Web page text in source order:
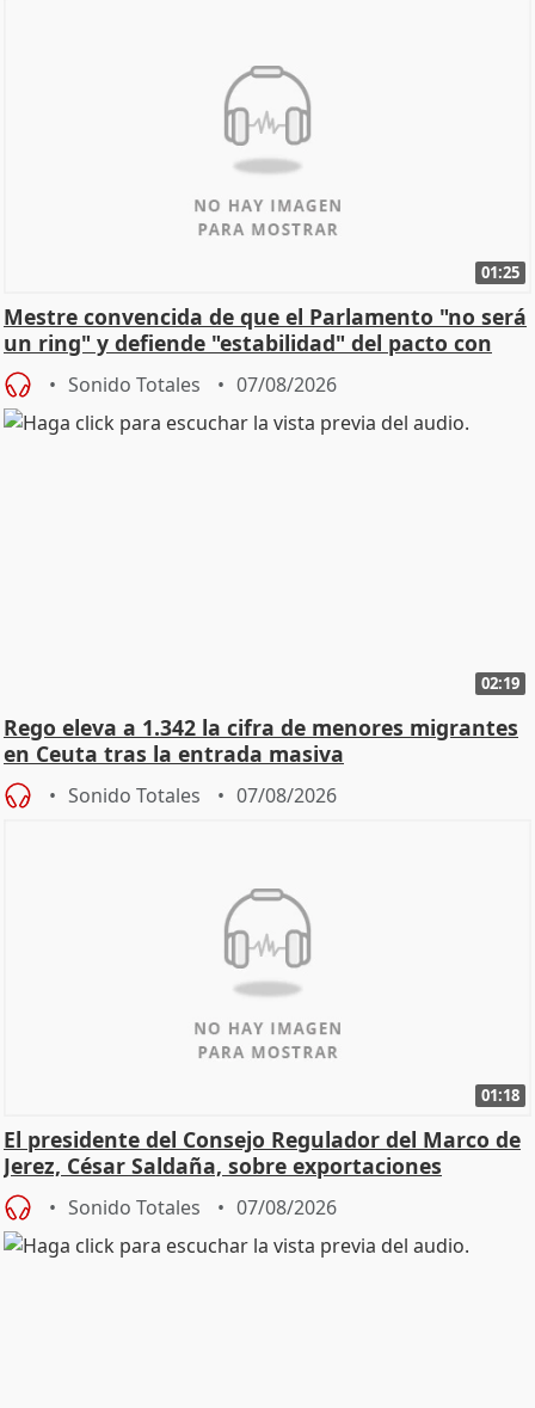
01:25
Mestre convencida de que el Parlamento "no será
un ring" y defiende "estabilidad" del pacto con
Vox
Sonido Totales 07/08/2026
02:19
Rego eleva a 1.342 la cifra de menores migrantes
en Ceuta tras la entrada masiva
Sonido Totales 07/08/2026
01:18
El presidente del Consejo Regulador del Marco de
Jerez, César Saldaña, sobre exportaciones
Sonido Totales 07/08/2026